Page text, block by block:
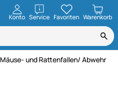
Konto ServiceöffnenFavoriten Warenkorb
Mäuse- und Rattenfallen/ Abwehr